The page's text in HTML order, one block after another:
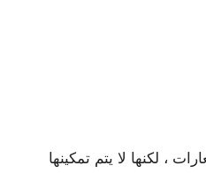
، لكنها لا يتم تمكينها